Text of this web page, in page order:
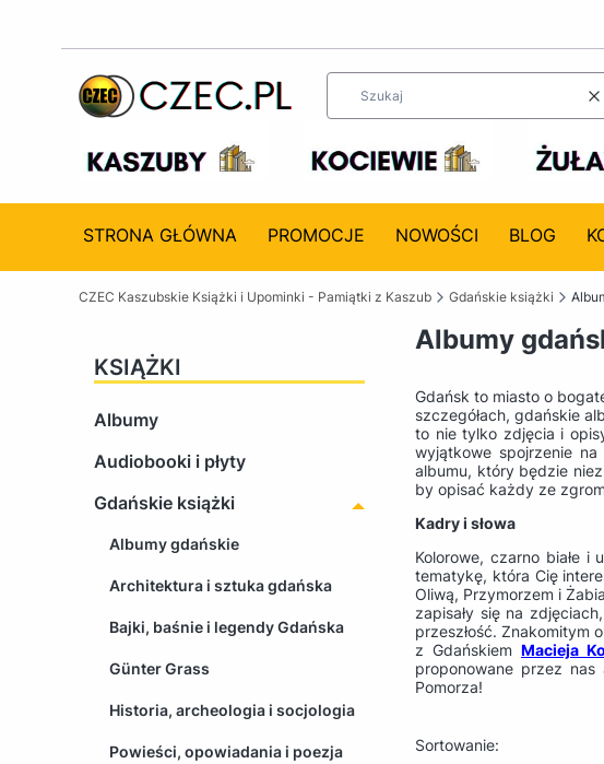
STRONA GŁÓWNA PROMOCJE NOWOŚCI BLOG
CZEC Kaszubskie Książki i Upominki - Pamiątki z Kaszub Gdańskie książki
KSIĄŻKI
Albumy
Audiobooki i płyty
Gdańskie książki
Albumy gdańskie
Architektura i sztuka gdańska
Bajki, baśnie i legendy Gdańska
Günter Grass
Historia, archeologia i socjologia
Powieści, opowiadania i poezja
Albumy
Gdańsk to miasto o
szczegółach, gdańskie
to nie tylko zdjęcia i
wyjątkowe spojrzenie
albumu, który będzie
by opisać każdy ze
Kadry i słowa
Kolorowe, czarno białe
tematykę, która Cię
Oliwą, Przymorzem i
zapisały się na
przeszłość. Znakomitym
z Gdańskiem Macieja
proponowane przez
Pomorza!
Lista produktów
Sortowanie: